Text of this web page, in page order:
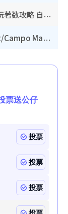
【8月生日优惠2026】全港85大食买玩著数攻略 自助餐/火锅放题同行免费＋诚品/DONKI送现金券
开仓优惠｜铜锣湾时代广场Doughnut/Campo Marzio开仓低至1折！背囊、书包、手袋劈价$200起